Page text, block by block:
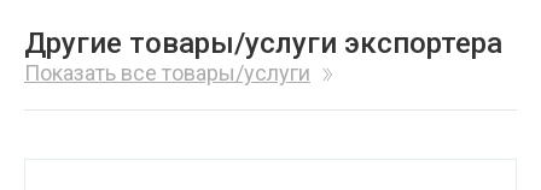
Другие товары/услуги экспортера
Показать все товары/услуги